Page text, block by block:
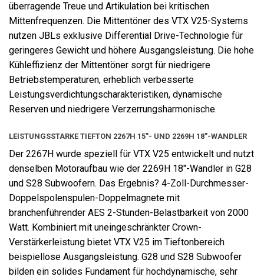
überragende Treue und Artikulation bei kritischen
Mittenfrequenzen. Die Mittentöner des VTX V25-Systems
nutzen JBLs exklusive Differential Drive-Technologie für
geringeres Gewicht und höhere Ausgangsleistung. Die hohe
Kühleffizienz der Mittentöner sorgt für niedrigere
Betriebstemperaturen, erheblich verbesserte
Leistungsverdichtungscharakteristiken, dynamische
Reserven und niedrigere Verzerrungsharmonische.
LEISTUNGSSTARKE TIEFTON 2267H 15"- UND 2269H 18"-WANDLER
Der 2267H wurde speziell für VTX V25 entwickelt und nutzt
denselben Motoraufbau wie der 2269H 18"-Wandler in G28
und S28 Subwoofern. Das Ergebnis? 4-Zoll-Durchmesser-
Doppelspolenspulen-Doppelmagnete mit
branchenführender AES 2-Stunden-Belastbarkeit von 2000
Watt. Kombiniert mit uneingeschränkter Crown-
Verstärkerleistung bietet VTX V25 im Tieftonbereich
beispiellose Ausgangsleistung. G28 und S28 Subwoofer
bilden ein solides Fundament für hochdynamische, sehr